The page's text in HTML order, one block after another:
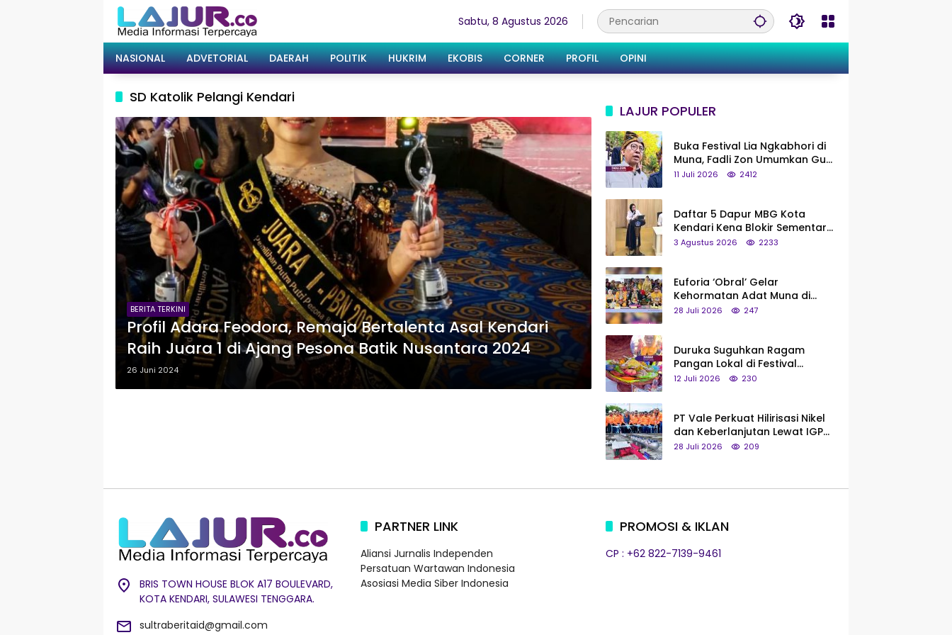
Sabtu, 8 Agustus 2026
NASIONAL ADVETORIAL DAERAH POLITIK HUKRIM EKOBIS CORNER PROFIL OPINI
SD Katolik Pelangi Kendari
BERITA TERKINI
Profil Adara Feodora, Remaja Bertalenta Asal Kendari
Raih Juara 1 di Ajang Pesona Batik Nusantara 2024
26 Juni 2024
LAJUR POPULER
Buka Festival Lia Ngkabhori di
Muna, Fadli Zon Umumkan Gua
Metanduno Segera Naik Status
11 Juli 2026 2412
Daftar 5 Dapur MBG Kota
Kendari Kena Blokir Sementara
dari Pusat
3 Agustus 2026 2233
Euforia ‘Obral’ Gelar
Kehormatan Adat Muna di
Silaturahmi KKMM, Ridwan Bae:
28 Juli 2026 247
Duruka Suguhkan Ragam
Pangan Lokal di Festival
Liangkobhori, Dari Umbi Rebus
12 Juli 2026 230
PT Vale Perkuat Hilirisasi Nikel
dan Keberlanjutan Lewat IGP
Morowali
28 Juli 2026 209
BRIS TOWN HOUSE BLOK A17 BOULEVARD,
KOTA KENDARI, SULAWESI TENGGARA.
sultraberitaid@gmail.com
PARTNER LINK
Aliansi Jurnalis Independen
Persatuan Wartawan Indonesia
Asosiasi Media Siber Indonesia
PROMOSI & IKLAN
CP : +62 822-7139-9461